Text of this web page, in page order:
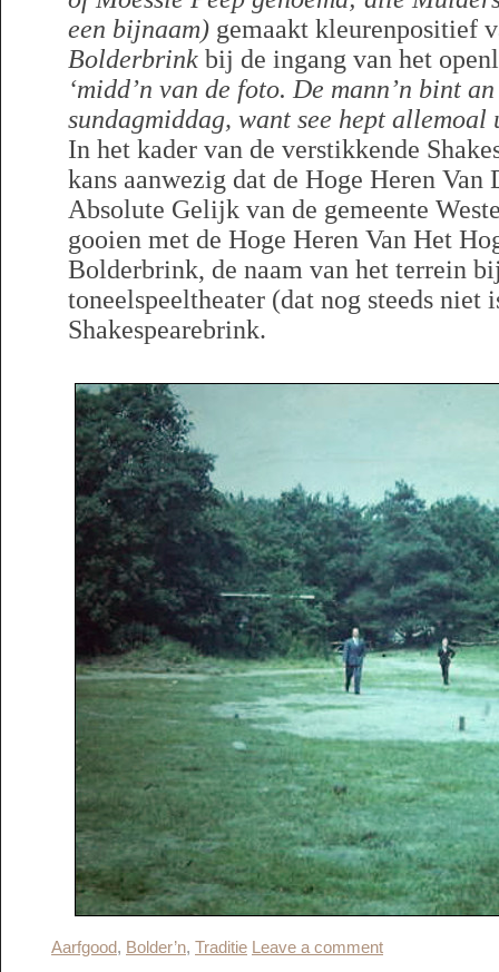
een bijnaam) gemaakt kleurenpositief
Bolderbrink bij de ingang van het
‘midd’n van de foto. De mann’n bint
sundagmiddag, want see hept allemoal
In het kader van de verstikkende
kans aanwezig dat de Hoge Heren Van
Absolute Gelijk van de gemeente
gooien met de Hoge Heren Van Het
Bolderbrink, de naam van het terrein
toneelspeeltheater (dat nog steeds
Shakespearebrink.
Aarfgood, Bolder’n, Traditie Leave a comment